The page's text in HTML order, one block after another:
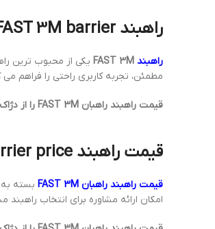
راهبند FAST 3M – FAST 3M barrier
راهبند FAST 3M یکی از محبوب ترین
مطمئن، تجربه کاربری راحتی را فراهم می
قیمت راهبند راهبان FAST 3M را از دژاک بخواهید.
قیمت راهبند FAST 3M – FAST 3M barrier price
قیمت راهبند راهبان FAST 3M
بسته
امکان ارائه مشاوره برای انتخاب راهبند